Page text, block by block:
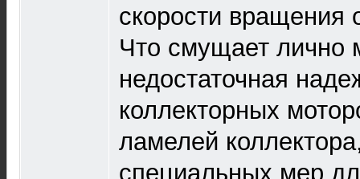
скорости вращения
Что смущает лично
недостаточная
коллекторных
ламелей
специальных мер